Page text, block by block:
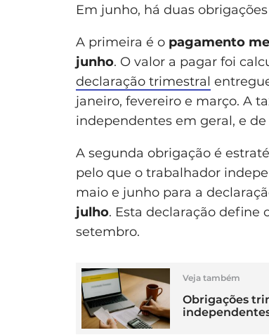
Em junho, há duas
A primeira é o pagamento
junho. O valor a pagar foi
declaração trimestral
janeiro, fevereiro e março. A
independentes em geral, e de
A segunda obrigação é
pelo que o trabalhador
maio e junho para a
julho. Esta declaração define
setembro.
Veja também
Obrigações